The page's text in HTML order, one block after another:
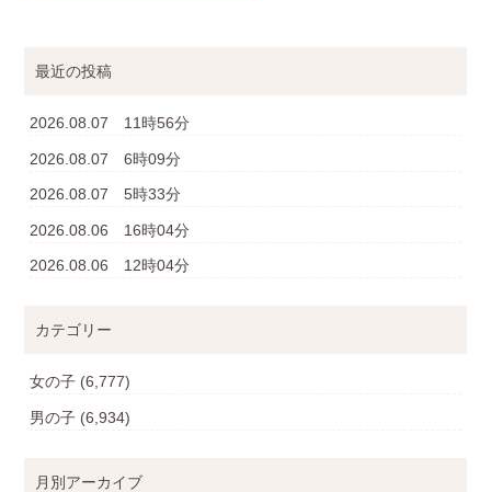
最近の投稿
2026.08.07 11時56分
2026.08.07 6時09分
2026.08.07 5時33分
2026.08.06 16時04分
2026.08.06 12時04分
カテゴリー
女の子 (6,777)
男の子 (6,934)
月別アーカイブ